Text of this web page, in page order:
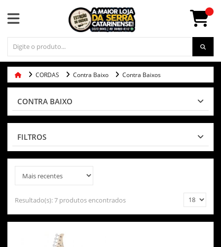
CORDAS Contra Baixo Contra Baixos
CONTRA BAIXO
FILTROS
Resultado(s):7 produtos encontrados